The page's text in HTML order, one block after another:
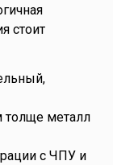
стоит
металл
с ЧПУ и